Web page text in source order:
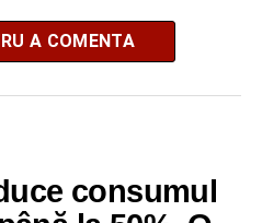
A COMENTA
consumul